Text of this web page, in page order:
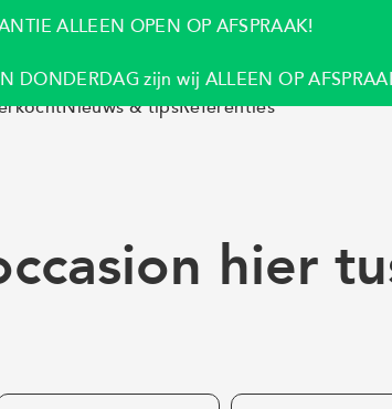
Nieuws & tipsReferenties
hier
ALLEEN OPEN OP AFSPRAAK!
DONDERDAG zijn wij ALLEEN OP